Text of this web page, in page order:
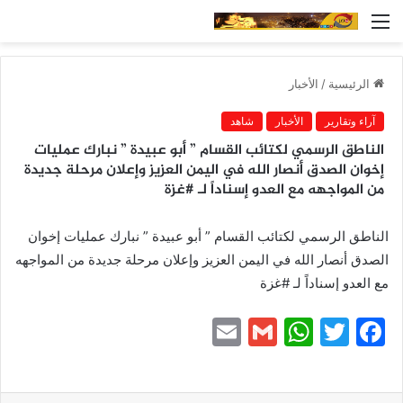
القائمة
الرئيسية / الأخبار
آراء وتقارير الأخبار شاهد
الناطق الرسمي لكتائب القسام ” أبو عبيدة ” نبارك عمليات
إخوان الصدق أنصار الله في اليمن العزيز وإعلان مرحلة جديدة
من المواجهه مع العدو إسناداً لـ #غزة
الناطق الرسمي لكتائب القسام ” أبو عبيدة ” نبارك عمليات إخوان
الصدق أنصار الله في اليمن العزيز وإعلان مرحلة جديدة من المواجهه
مع العدو إسناداً لـ #غزة
F
c
T
itt
W
at
G
ai
ai